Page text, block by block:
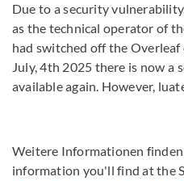
Due to a security
as the technical operator of
had switched off the
July, 4th 2025 there is now a
available again. However,
Weitere Informationen
information you'll find at the